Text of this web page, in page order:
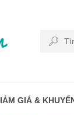
GIÁ &